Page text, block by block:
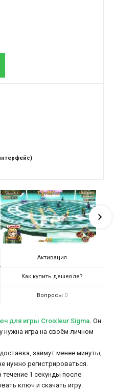
Активация
Как купить дешевле?
Вопросы 0
для игры Croixleur Sigma. Он
нужна игра на своём личном
займут менее минуты,
нужно регистрироваться.
1 секунды после
ключ и скачать игру.